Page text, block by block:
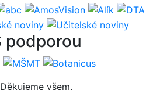
podporou
Děkujeme všem,